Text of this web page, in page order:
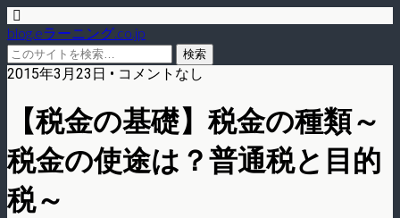
blog.eラーニング.co.jp
2015年3月23日 • コメントなし
【税金の基礎】税金の種類～
税金の使途は？普通税と目的
税～